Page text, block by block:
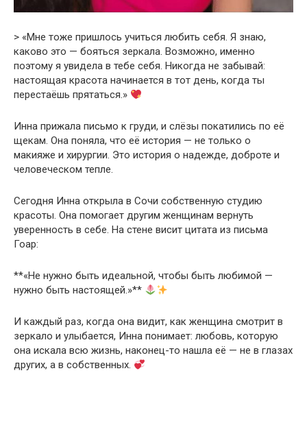
> «Мне тоже пришлось учиться любить себя. Я знаю,
каково это — бояться зеркала. Возможно, именно
поэтому я увидела в тебе себя. Никогда не забывай:
настоящая красота начинается в тот день, когда ты
перестаёшь прятаться.»
Инна прижала письмо к груди, и слёзы покатились по её
щекам. Она поняла, что её история — не только о
макияже и хирургии. Это история о надежде, доброте и
человеческом тепле.
Сегодня Инна открыла в Сочи собственную студию
красоты. Она помогает другим женщинам вернуть
уверенность в себе. На стене висит цитата из письма
Гоар:
**«Не нужно быть идеальной, чтобы быть любимой —
нужно быть настоящей.»**
И каждый раз, когда она видит, как женщина смотрит в
зеркало и улыбается, Инна понимает: любовь, которую
она искала всю жизнь, наконец-то нашла её — не в глазах
других, а в собственных.